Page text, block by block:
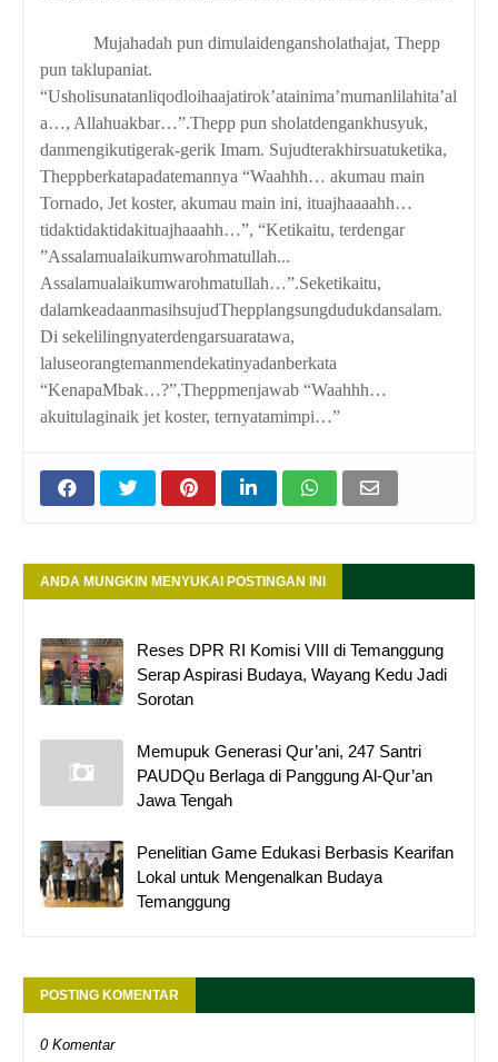
Mujahadah pun dimulaidengansholathajat, Thepp
pun taklupaniat.
“Usholisunatanliqodloihaajatirok’atainima’mumanlilahita’al
a…, Allahuakbar…”.Thepp pun sholatdengankhusyuk,
danmengikutigerak-gerik Imam. Sujudterakhirsuatuketika,
Theppberkatapadatemannya “Waahhh… akumau main
Tornado, Jet koster, akumau main ini, ituajhaaaahh…
tidaktidaktidakituajhaaahh…”, “Ketikaitu, terdengar
”Assalamualaikumwarohmatullah...
Assalamualaikumwarohmatullah…”.Seketikaitu,
dalamkeadaanmasihsujudThepplangsungdudukdansalam.
Di sekelilingnyaterdengarsuaratawa,
laluseorangtemanmendekatinyadanberkata
“KenapaMbak…?”,Theppmenjawab “Waahhh…
akuitulaginaik jet koster, ternyatamimpi…”
ANDA MUNGKIN MENYUKAI POSTINGAN INI
Reses DPR RI Komisi VIII di Temanggung
Serap Aspirasi Budaya, Wayang Kedu Jadi
Sorotan
Memupuk Generasi Qur’ani, 247 Santri
PAUDQu Berlaga di Panggung Al-Qur’an
Jawa Tengah
Penelitian Game Edukasi Berbasis Kearifan
Lokal untuk Mengenalkan Budaya
Temanggung
POSTING KOMENTAR
0 Komentar